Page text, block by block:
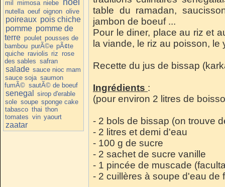
mil mimosa niebe
nutella oeuf oignon olive
poireaux pois chiche
pomme pomme de
terre poulet pousses de
bambou purÃ©e pÃ¢te
quiche raviolis riz rose
des sables safran
salade sauce nioc mam
sauce soja saumon
fumÃ© sautÃ© de boeuf
senegal
sirop d'erable
sole soupe sponge cake
tabasco thai thon
tomates vin yaourt
zaatar
table du ramadan,
jambon de boeuf ...
Pour le diner, place au riz et
la viande, le riz au poisson,
Recette du jus de bissap
Ingrédients :
(pour environ 2 litres de
- 2 bols de bissap (on trouve
- 2 litres et demi d'eau
- 100 g de sucre
- 2 sachet de sucre vanille
- 1 pincée de muscade
- 2 cuillères à soupe d'eau de